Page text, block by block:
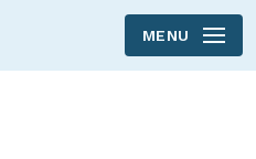
Skip to main content
MENU